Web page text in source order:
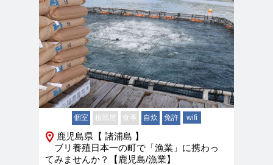
個室 相部屋 食事 自炊 免許 wifi
鹿児島県【 諸浦島 】
ブリ養殖日本一の町で「漁業」に携わっ
てみませんか？【鹿児島/漁業】